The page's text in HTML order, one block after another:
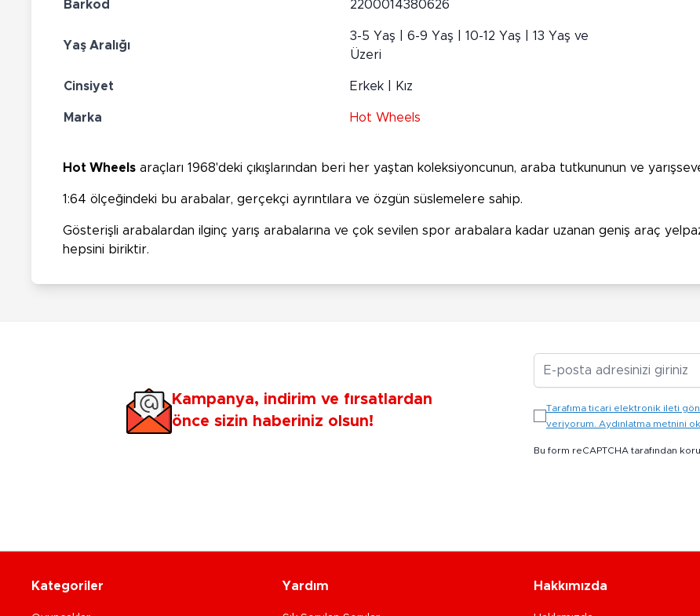
Barkod 2200014380626
Yaş Aralığı
3-5 Yaş | 6-9 Yaş | 10-12 Yaş | 13 Yaş ve
Üzeri
Cinsiyet Erkek | Kız
Marka Hot Wheels
Hot Wheels araçları 1968'deki çıkışlarından beri her yaştan koleksiyoncunun, araba tutkununun ve
1:64 ölçeğindeki bu arabalar, gerçekçi ayrıntılara ve özgün süslemelere sahip.
Gösterişli arabalardan ilginç yarış arabalarına ve çok sevilen spor arabalara kadar uzanan geniş araç
hepsini biriktir.
Kampanya, indirim ve fırsatlardan
önce sizin haberiniz olsun!
Tarafıma ticari elektronik ileti
veriyorum. Aydınlatma metnini
Bu form reCAPTCHA tarafından
Kategoriler Yardım Hakkımızda